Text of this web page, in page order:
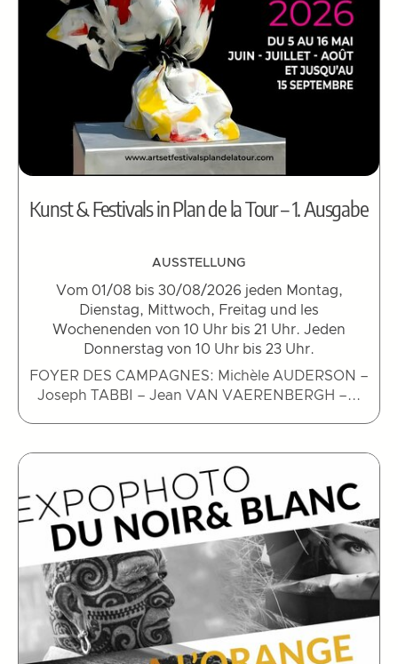
Kunst & Festivals in Plan de la Tour – 1. Ausgabe
AUSSTELLUNG
Vom 01/08 bis 30/08/2026 jeden Montag,
Dienstag, Mittwoch, Freitag und les
Wochenenden von 10 Uhr bis 21 Uhr. Jeden
Donnerstag von 10 Uhr bis 23 Uhr.
FOYER DES CAMPAGNES: Michèle AUDERSON –
Joseph TABBI – Jean VAN VAERENBERGH –...